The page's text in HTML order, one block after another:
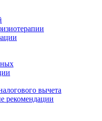
вычета
рекомендации